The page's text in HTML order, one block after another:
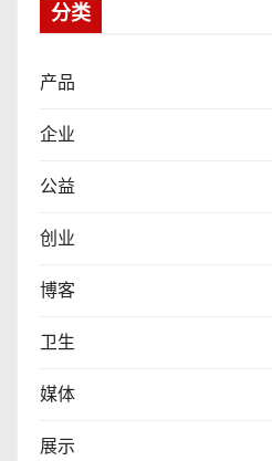
分类
产品
企业
公益
创业
博客
卫生
媒体
展示